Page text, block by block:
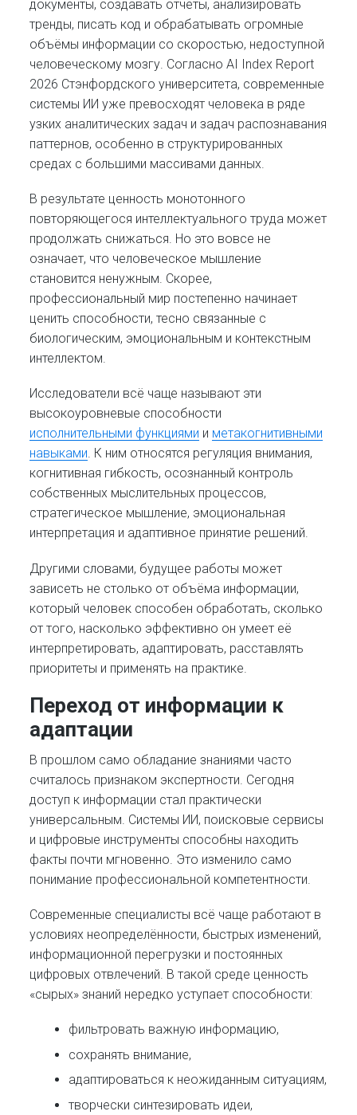
документы, создавать отчёты, анализировать
тренды, писать код и обрабатывать огромные
объёмы информации со скоростью, недоступной
человеческому мозгу. Согласно AI Index Report
2026 Стэнфордского университета, современные
системы ИИ уже превосходят человека в ряде
узких аналитических задач и задач распознавания
паттернов, особенно в структурированных
средах с большими массивами данных.
В результате ценность монотонного
повторяющегося интеллектуального труда может
продолжать снижаться. Но это вовсе не
означает, что человеческое мышление
становится ненужным. Скорее,
профессиональный мир постепенно начинает
ценить способности, тесно связанные с
биологическим, эмоциональным и контекстным
интеллектом.
Исследователи всё чаще называют эти
высокоуровневые способности
исполнительными функциями и метакогнитивными
навыками. К ним относятся регуляция внимания,
когнитивная гибкость, осознанный контроль
собственных мыслительных процессов,
стратегическое мышление, эмоциональная
интерпретация и адаптивное принятие решений.
Другими словами, будущее работы может
зависеть не столько от объёма информации,
который человек способен обработать, сколько
от того, насколько эффективно он умеет её
интерпретировать, адаптировать, расставлять
приоритеты и применять на практике.
Переход от информации к
адаптации
В прошлом само обладание знаниями часто
считалось признаком экспертности. Сегодня
доступ к информации стал практически
универсальным. Системы ИИ, поисковые сервисы
и цифровые инструменты способны находить
факты почти мгновенно. Это изменило само
понимание профессиональной компетентности.
Современные специалисты всё чаще работают в
условиях неопределённости, быстрых изменений,
информационной перегрузки и постоянных
цифровых отвлечений. В такой среде ценность
«сырых» знаний нередко уступает способности:
фильтровать важную информацию,
сохранять внимание,
адаптироваться к неожиданным ситуациям,
творчески синтезировать идеи,